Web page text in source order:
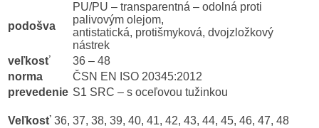
podošva
PU/PU – transparentná – odolná proti
palivovým olejom,
antistatická, protišmyková, dvojzložkový
nástrek
veľkosť
36 – 48
norma
ČSN EN ISO 20345:2012
prevedenie S1 SRC – s oceľovou tužinkou
Veľkosť 36, 37, 38, 39, 40, 41, 42, 43, 44, 45, 46, 47, 48